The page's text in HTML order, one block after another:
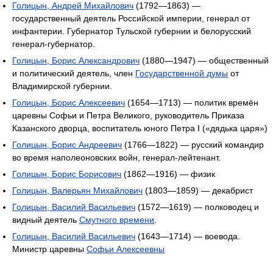
Голицын, Андрей Михайлович (1792—1863) —
государственный деятель Российской империи, генерал от
инфантерии. Губернатор Тульской губернии и белорусский
генерал-губернатор.
Голицын, Борис Александрович (1880—1947) — общественный
и политический деятель, член Государственной думы от
Владимирской губернии.
Голицын, Борис Алексеевич (1654—1713) — политик времён
царевны Софьи и Петра Великого, руководитель Приказа
Казанского дворца, воспитатель юного Петра I («дядька царя»)
Голицын, Борис Андреевич (1766—1822) — русский командир
во время наполеоновских войн, генерал-лейтенант.
Голицын, Борис Борисович (1862—1916) — физик
Голицын, Валерьян Михайлович (1803—1859) — декабрист
Голицын, Василий Васильевич (1572—1619) — полководец и
видный деятель Смутного времени
Голицын, Василий Васильевич (1643—1714) — воевода.
Министр царевны Софьи Алексеевны